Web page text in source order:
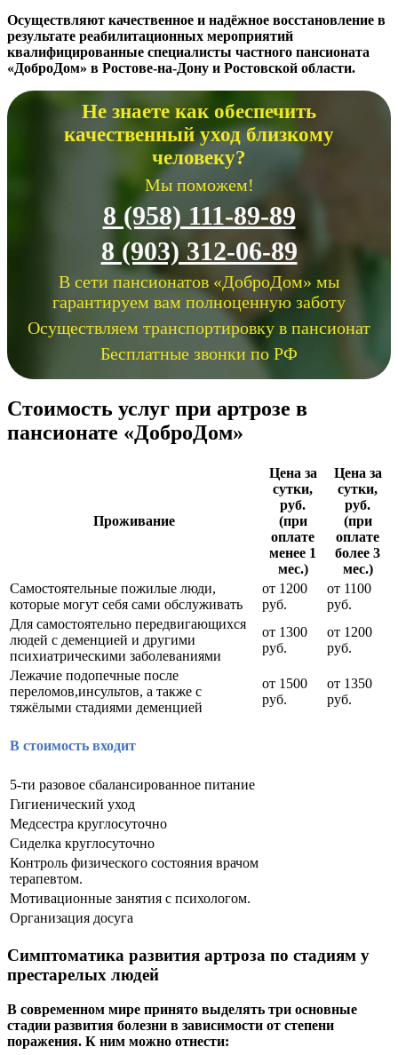
Осуществляют качественное и надёжное восстановление в
результате реабилитационных мероприятий
квалифицированные специалисты частного пансионата
«ДоброДом» в Ростове-на-Дону и Ростовской области.
Не знаете как обеспечить
качественный уход близкому
человеку?
Мы поможем!
8 (958) 111-89-89
8 (903) 312-06-89
В сети пансионатов «ДоброДом» мы
гарантируем вам полноценную заботу
Осуществляем транспортировку в пансионат
Бесплатные звонки по РФ
Стоимость услуг при артрозе в
пансионате «ДоброДом»
Проживание
Цена за
сутки,
руб.
(при
оплате
менее 1
мес.)
Цена за
сутки,
руб.
(при
оплате
более 3
мес.)
Самостоятельные пожилые люди,
которые могут себя сами обслуживать
от 1200
руб.
от 1100
руб.
Для самостоятельно передвигающихся
людей с деменцией и другими
психиатрическими заболеваниями
от 1300
руб.
от 1200
руб.
Лежачие подопечные после
переломов,инсультов, а также с
тяжёлыми стадиями деменцией
от 1500
руб.
от 1350
руб.
В стоимость входит
5-ти разовое сбалансированное питание
Гигиенический уход
Медсестра круглосуточно
Сиделка круглосуточно
Контроль физического состояния врачом
терапевтом.
Мотивационные занятия с психологом.
Организация досуга
Симптоматика развития артроза по стадиям у
престарелых людей
В современном мире принято выделять три основные
стадии развития болезни в зависимости от степени
поражения. К ним можно отнести: